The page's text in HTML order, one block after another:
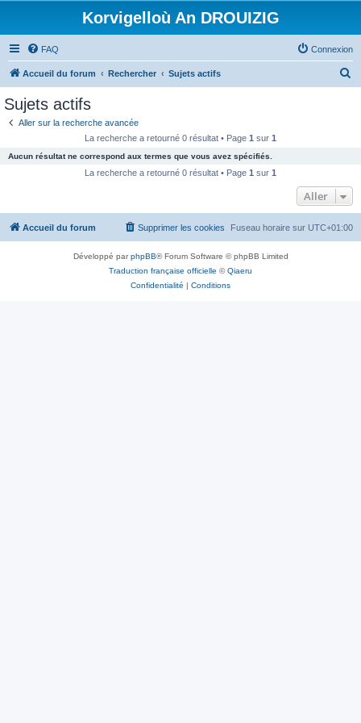
Korvigelloù An DROUIZIG
FAQ Connexion
Accueil du forum Rechercher Sujets actifs
c
e
Sujets actifs
Aller sur la recherche avancée
La recherche a retourné 0 résultat • Page 1 sur 1
Aucun résultat ne correspond aux termes que vous avez spécifiés.
La recherche a retourné 0 résultat • Page 1 sur 1
Aller
Accueil du forum Fuseau horaire sur UTC+01:00
Supprimer les cookies
Développé parphpBB® Forum Software © phpBB Limited
Traduction française officielle ©Qiaeru
Confidentialité | Conditions